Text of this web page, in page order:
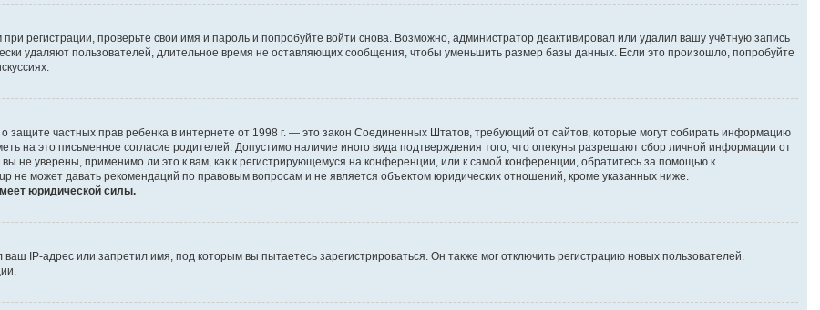
регистрации, проверьте свои имя и пароль и попробуйте войти снова. Возможно, администратор деактивировал или удалил вашу учётную запись
удаляют пользователей, длительное время не оставляющих сообщения, чтобы уменьшить размер базы данных. Если это произошло, попробуйте
защите частных прав ребенка в интернете от 1998 г. — это закон Соединенных Штатов, требующий от сайтов, которые могут собирать информацию
на это письменное согласие родителей. Допустимо наличие иного вида подтверждения того, что опекуны разрешают сбор личной информации от
не уверены, применимо ли это к вам, как к регистрирующемуся на конференции, или к самой конференции, обратитесь за помощью к
не может давать рекомендаций по правовым вопросам и не является объектом юридических отношений, кроме указанных ниже.
юридической силы.
IP-адрес или запретил имя, под которым вы пытаетесь зарегистрироваться. Он также мог отключить регистрацию новых пользователей.